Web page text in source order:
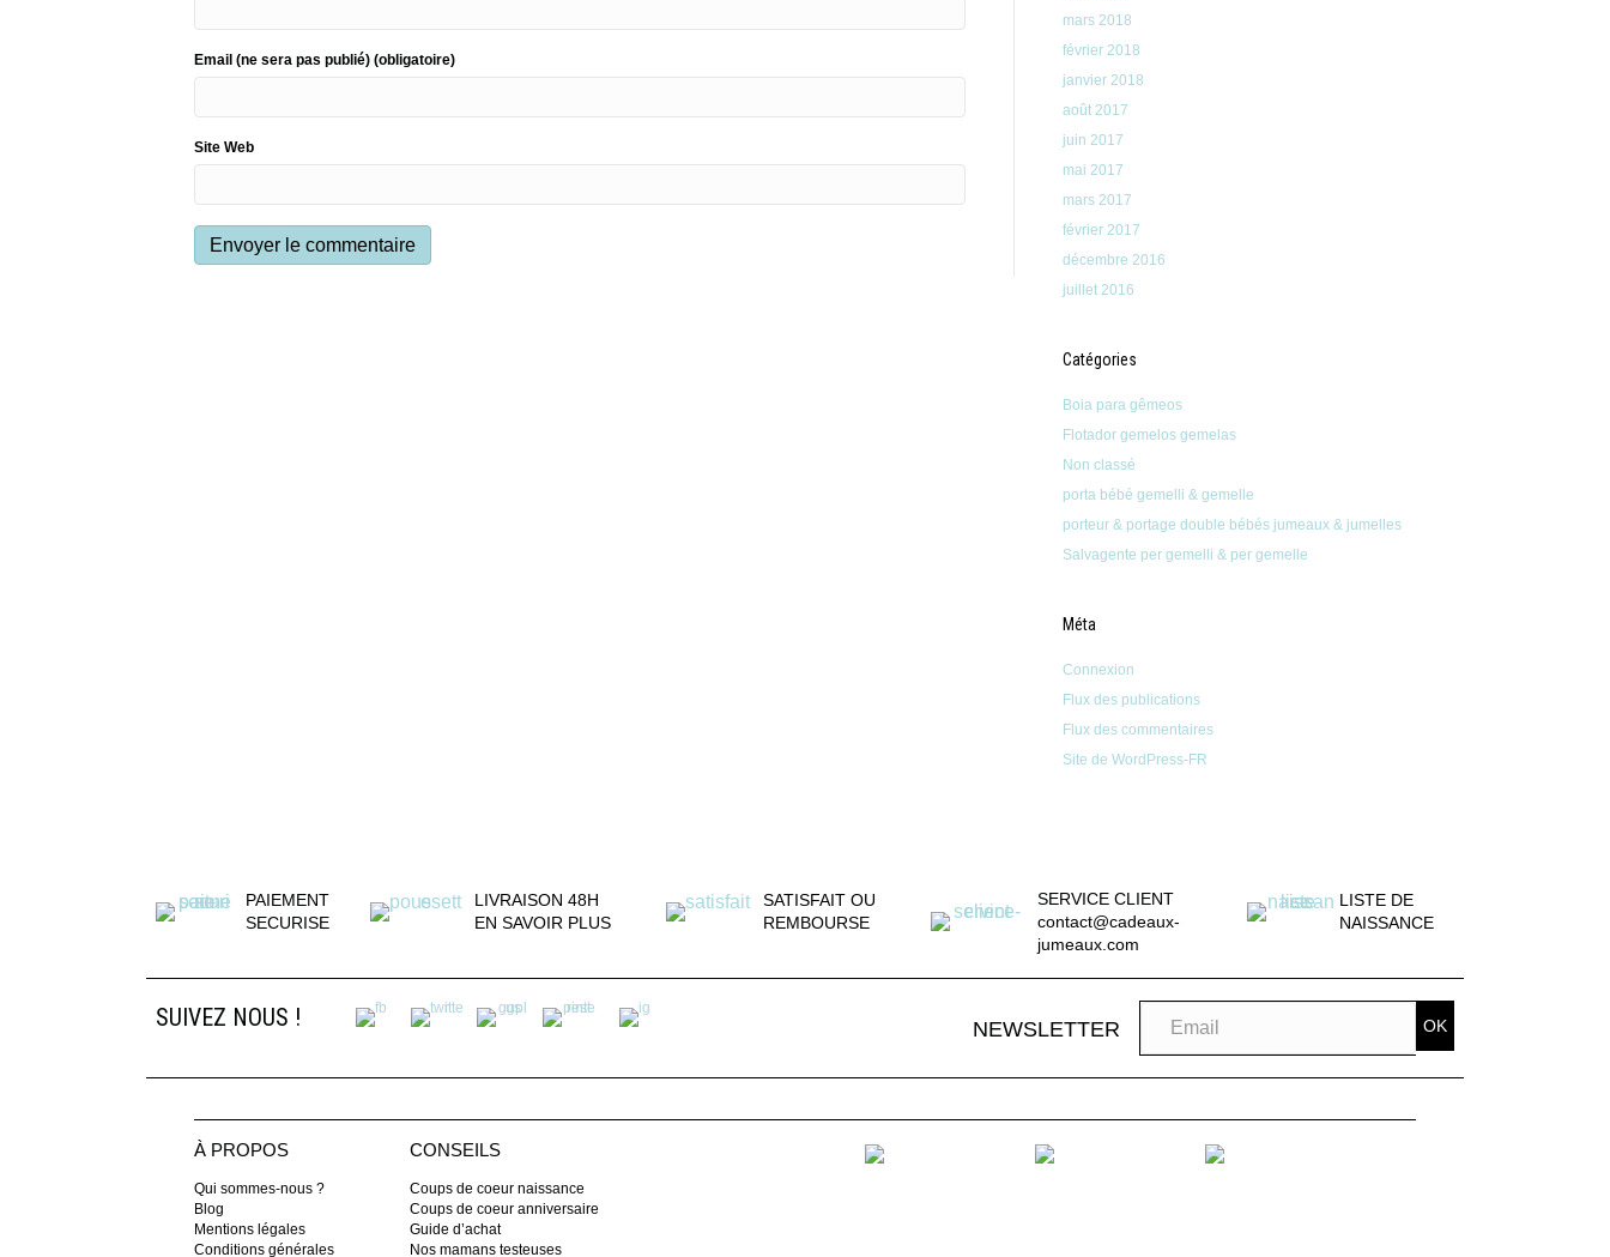
Email (ne sera pas publié) (obligatoire)
Site Web
mars 2018
février 2018
janvier 2018
août 2017
juin 2017
mai 2017
mars 2017
février 2017
décembre 2016
juillet 2016
Catégories
Boia para gêmeos
Flotador gemelos gemelas
Non classé
porta bébé gemelli & gemelle
porteur & portage double bébés jumeaux & jumelles
Salvagente per gemelli & per gemelle
Méta
Connexion
Flux des publications
Flux des commentaires
Site de WordPress-FR
PAIEMENT
SECURISE
LIVRAISON 48H
EN SAVOIR PLUS
SATISFAIT OU
REMBOURSE
SERVICE CLIENT
contact@cadeaux-
jumeaux.com
LISTE DE
NAISSANCE
SUIVEZ NOUS ! NEWSLETTER OK
À PROPOS
Qui sommes-nous ?
Blog
Mentions légales
Conditions générales
CONSEILS
Coups de coeur naissance
Coups de coeur anniversaire
Guide d’achat
Nos mamans testeuses